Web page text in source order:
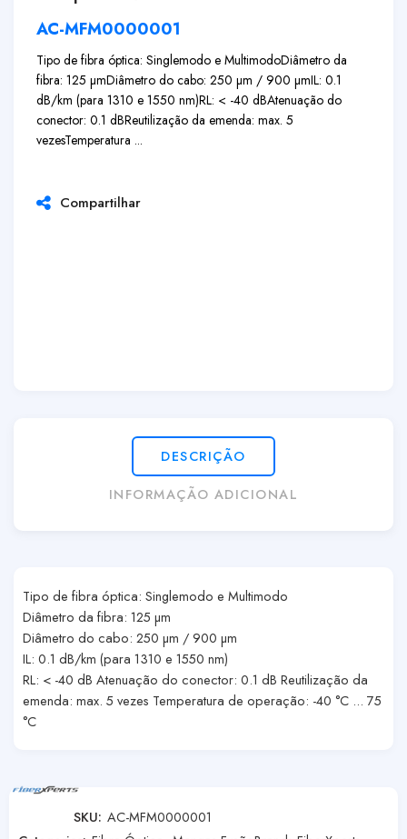
AC-MFM0000001
Tipo de fibra óptica: Singlemodo e MultimodoDiâmetro da
fibra: 125 µmDiâmetro do cabo: 250 µm / 900 µmIL: 0.1
dB/km (para 1310 e 1550 nm)RL: < -40 dBAtenuação do
conector: 0.1 dBReutilização da emenda: max. 5
vezesTemperatura ...
Compartilhar
DESCRIÇÃO
INFORMAÇÃO ADICIONAL
Tipo de fibra óptica: Singlemodo e Multimodo
Diâmetro da fibra: 125 µm
Diâmetro do cabo: 250 µm / 900 µm
IL: 0.1 dB/km (para 1310 e 1550 nm)
RL: < -40 dB Atenuação do conector: 0.1 dB Reutilização da
emenda: max. 5 vezes Temperatura de operação: -40 °C ... 75
°C
SKU: AC-MFM0000001